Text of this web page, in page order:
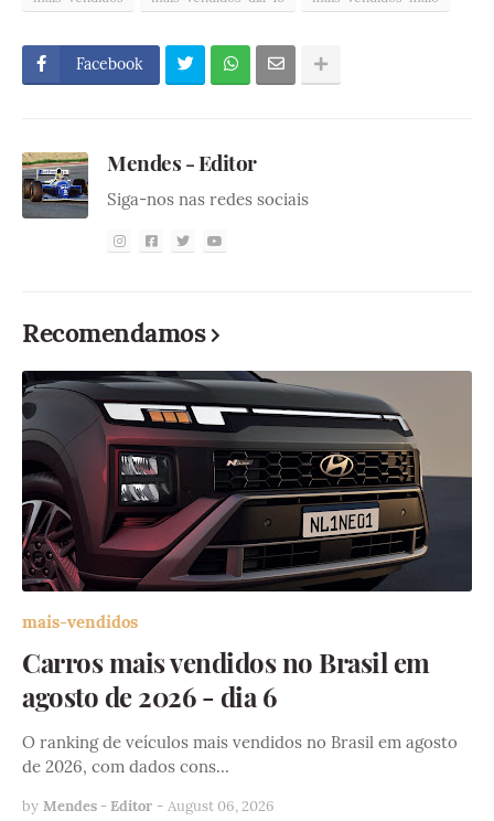
Facebook
Mendes - Editor
Siga-nos nas redes sociais
Recomendamos
mais-vendidos
Carros mais vendidos no Brasil em
agosto de 2026 - dia 6
O ranking de veículos mais vendidos no Brasil em agosto
de 2026, com dados cons…
by Mendes - Editor - August 06, 2026